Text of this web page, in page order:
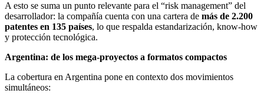
A esto se suma un punto relevante para el “risk management” del
desarrollador: la compañía cuenta con una cartera de más de 2.200
patentes en 135 países, lo que respalda estandarización, know-how
y protección tecnológica.
Argentina: de los mega-proyectos a formatos compactos
La cobertura en Argentina pone en contexto dos movimientos
simultáneos: